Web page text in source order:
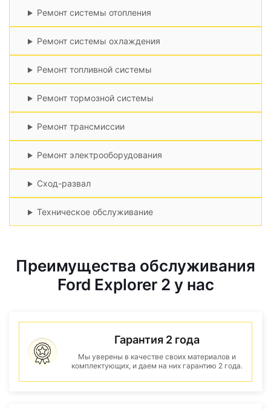
Ремонт системы отопления
Ремонт системы охлаждения
Ремонт топливной системы
Ремонт тормозной системы
Ремонт трансмиссии
Ремонт электрооборудования
Сход-развал
Техническое обслуживание
Преимущества обслуживания
Ford Explorer 2 у нас
Гарантия 2 года
Мы уверены в качестве своих материалов и
комплектующих, и даем на них гарантию 2 года.